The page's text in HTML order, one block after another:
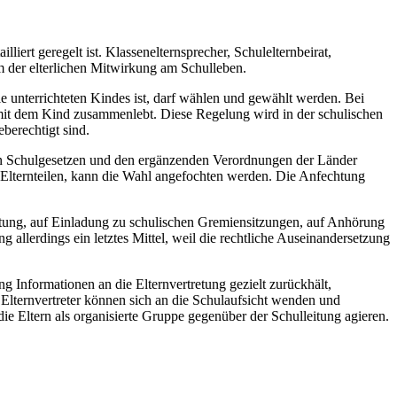
geregelt ist. Klassenelternsprecher, Schulelternbeirat,
der elterlichen Mitwirkung am Schulleben.
unterrichteten Kindes ist, darf wählen und gewählt werden. Bei
dem Kind zusammenlebt. Diese Regelung wird in der schulischen
sind.
und den ergänzenden Verordnungen der Länder
kann die Wahl angefochten werden. Die Anfechtung
auf Einladung zu schulischen Gremiensitzungen, auf Anhörung
allerdings ein letztes Mittel, weil die rechtliche Auseinandersetzung
Informationen an die Elternvertretung gezielt zurückhält,
können sich an die Schulaufsicht wenden und
Eltern als organisierte Gruppe gegenüber der Schulleitung agieren.